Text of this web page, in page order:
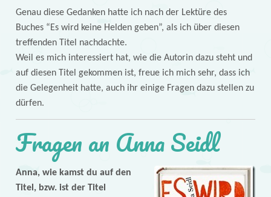
Genau diese Gedanken hatte ich nach der Lektüre des
Buches “Es wird keine Helden geben”, als ich über diesen
treffenden Titel nachdachte.
Weil es mich interessiert hat, wie die Autorin dazu steht und
auf diesen Titel gekommen ist, freue ich mich sehr, dass ich
die Gelegenheit hatte, auch ihr einige Fragen dazu stellen zu
dürfen.
Fragen an Anna Seidl
Anna, wie kamst du auf den
Titel, bzw. ist der Titel